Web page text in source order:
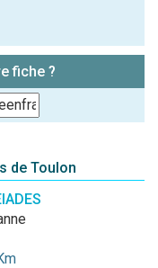
fiche ?
de Toulon